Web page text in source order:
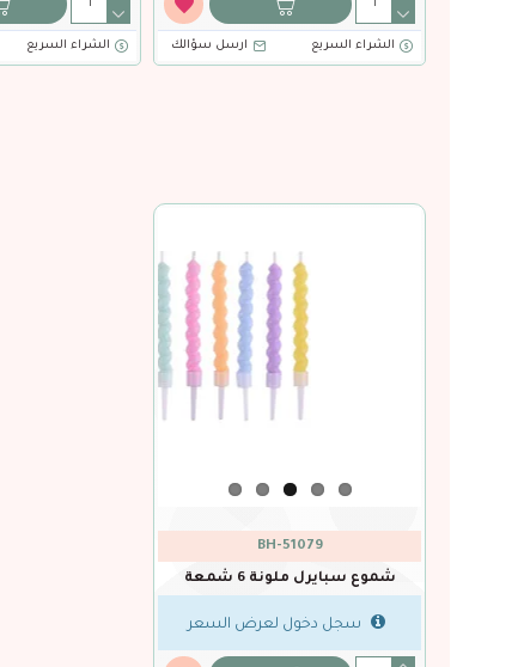
الشراء السريع ارسل سؤالك الشراء السريع
BH-51079
شموع سبايرل ملونة 6 شمعة
سجل دخول لعرض السعر